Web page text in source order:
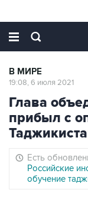
В МИРЕ
19:08, 6 июля 2021
Глава
прибыл с
Есть
Российские
обучение